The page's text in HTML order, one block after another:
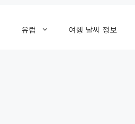
유럽 여행 날씨 정보